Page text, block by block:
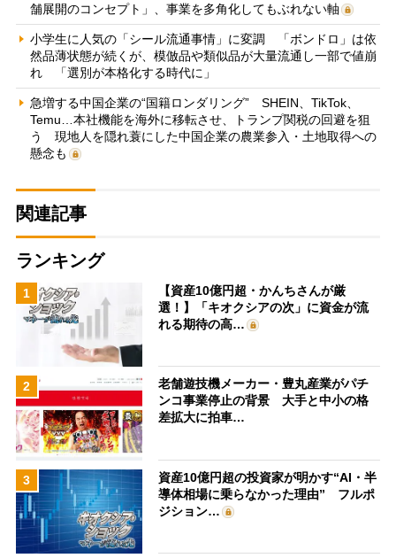
舗展開のコンセプト」、事業を多角化してもぶれない軸
小学生に人気の「シール流通事情」に変調 「ボンドロ」は依
然品薄状態が続くが、模倣品や類似品が大量流通し一部で値崩
れ 「選別が本格化する時代に」
急増する中国企業の“国籍ロンダリング” SHEIN、TikTok、
Temu…本社機能を海外に移転させ、トランプ関税の回避を狙
う 現地人を隠れ蓑にした中国企業の農業参入・土地取得への
懸念も
関連記事
ランキング
1
【資産10億円超・かんちさんが厳
選！】「キオクシアの次」に資金が流
れる期待の高…
2
老舗遊技機メーカー・豊丸産業がパチ
ンコ事業停止の背景 大手と中小の格
差拡大に拍車…
3
資産10億円超の投資家が明かす“AI・半
導体相場に乗らなかった理由” フルポ
ジション…